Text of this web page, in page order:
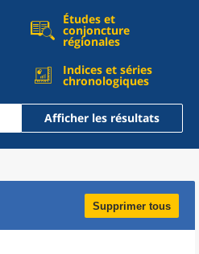
Études et
conjoncture
régionales
Indices et séries
chronologiques
Afficher les résultats
Supprimer tous